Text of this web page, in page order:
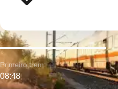
Primeiro trem:
08:48